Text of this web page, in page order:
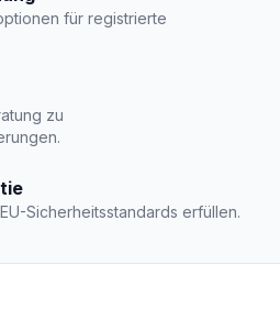
für registrierte
zu
Sicherheitsstandards erfüllen.